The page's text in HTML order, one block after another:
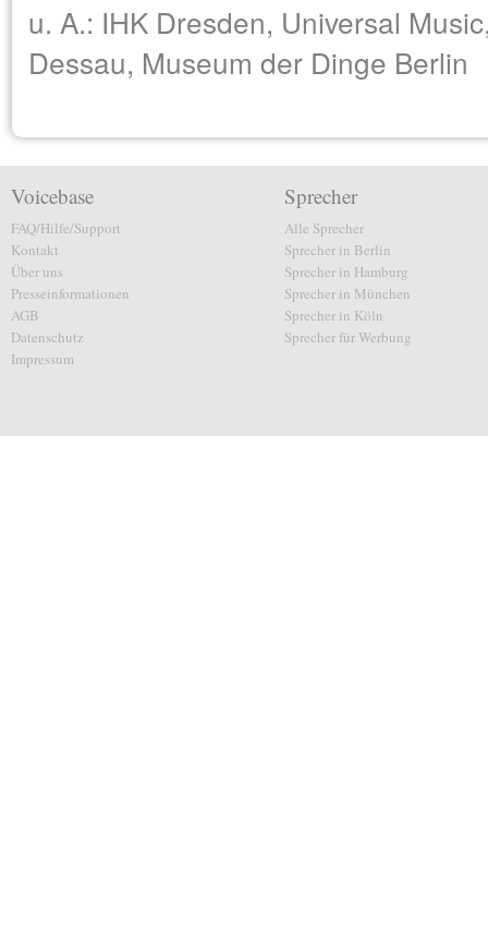
u. A.: IHK Dresden, Universal
Dessau, Museum der Dinge Berlin
Voicebase
FAQ/Hilfe/Support
Kontakt
Über uns
Presseinformationen
AGB
Datenschutz
Impressum
Sprecher
Alle Sprecher
Sprecher in Berlin
Sprecher in Hamburg
Sprecher in München
Sprecher in Köln
Sprecher für Werbung